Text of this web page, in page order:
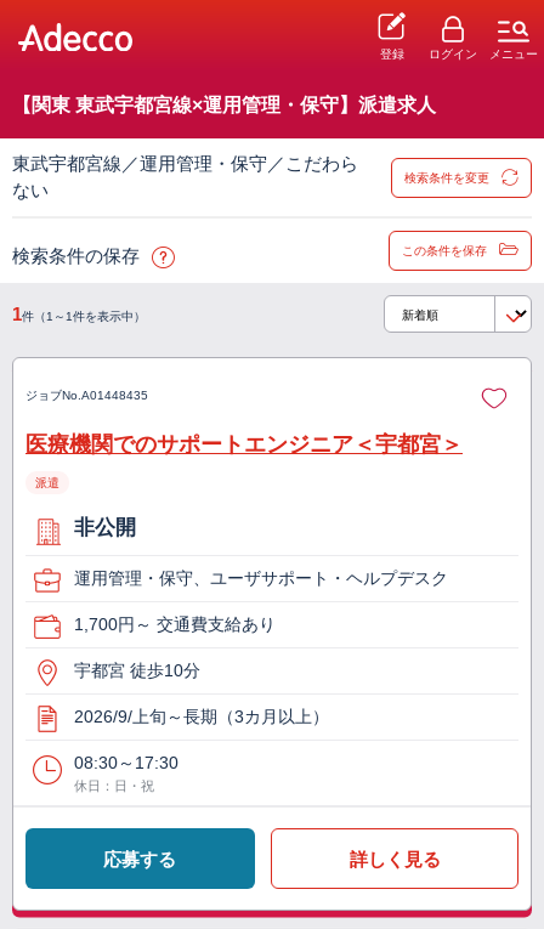
登録 ログイン メニュー
【関東 東武宇都宮線×運用管理・保守】派遣求人
東武宇都宮線／運用管理・保守／こだわら
ない
検索条件を変更
検索条件の保存 この条件を保存
1件（1～1件を表示中）
ジョブNo. A01448435
医療機関でのサポートエンジニア＜宇都宮＞
派遣
非公開
運用管理・保守、ユーザサポート・ヘルプデスク
1,700円～ 交通費支給あり
宇都宮 徒歩10分
2026/9/上旬～長期（3カ月以上）
08:30～17:30
休日：日・祝
応募する 詳しく見る